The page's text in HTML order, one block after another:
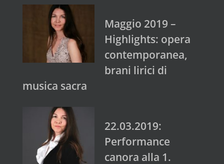
Maggio 2019 –
Highlights: opera
contemporanea,
brani lirici di
musica sacra
22.03.2019:
Performance
canora alla 1.